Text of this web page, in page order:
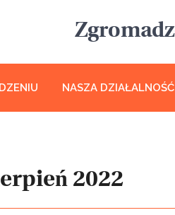
NASZA DZIAŁALNOŚĆ
2022